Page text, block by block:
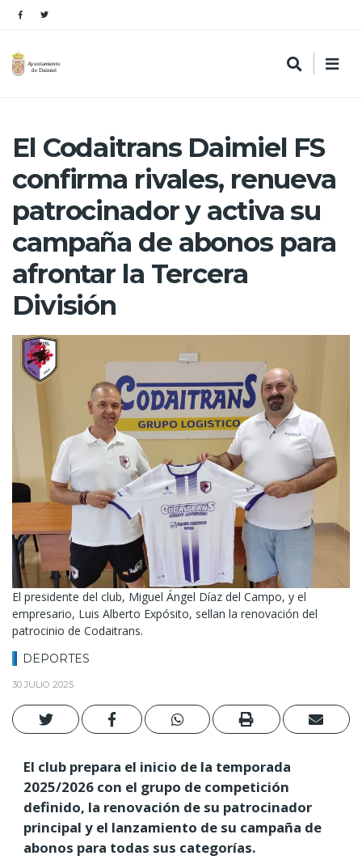
El Codaitrans Daimiel FS
confirma rivales, renueva
patrocinador y activa su
campaña de abonos para
afrontar la Tercera
División
El presidente del club, Miguel Ángel Díaz del Campo, y el
empresario, Luis Alberto Expósito, sellan la renovación del
patrocinio de Codaitrans.
DEPORTES
30 JULIO 2025
El club prepara el inicio de la temporada
2025/2026 con el grupo de competición
definido, la renovación de su patrocinador
principal y el lanzamiento de su campaña de
abonos para todas sus categorías.